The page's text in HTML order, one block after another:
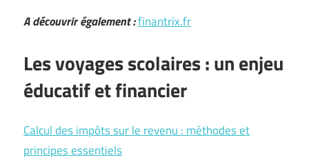
A découvrir également :finantrix.fr
Les voyages scolaires : un enjeu
éducatif et financier
Calcul des impôts sur le revenu : méthodes et
principes essentiels